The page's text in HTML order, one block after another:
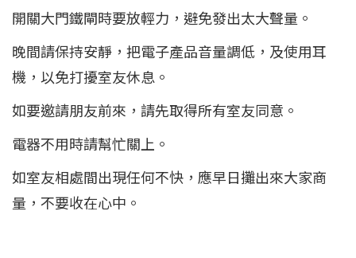
開關大門鐵閘時要放輕力，避免發出太大聲量。
晚間請保持安靜，把電子產品音量調低，及使用耳
機，以免打擾室友休息。
如要邀請朋友前來，請先取得所有室友同意。
電器不用時請幫忙關上。
如室友相處間出現任何不快，應早日攤出來大家商
量，不要收在心中。